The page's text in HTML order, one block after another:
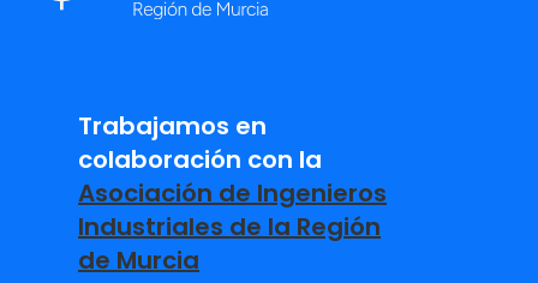
Trabajamos en
colaboración con la
Asociación de Ingenieros
Industriales de la Región
de Murcia